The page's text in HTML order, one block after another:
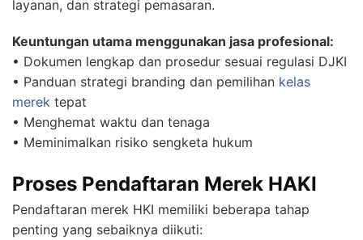
layanan, dan strategi pemasaran.
Keuntungan utama menggunakan jasa profesional:
• Dokumen lengkap dan prosedur sesuai regulasi DJKI
• Panduan strategi branding dan pemilihan kelas
merek tepat
• Menghemat waktu dan tenaga
• Meminimalkan risiko sengketa hukum
Proses Pendaftaran Merek HAKI
Pendaftaran merek HKI memiliki beberapa tahap
penting yang sebaiknya diikuti: